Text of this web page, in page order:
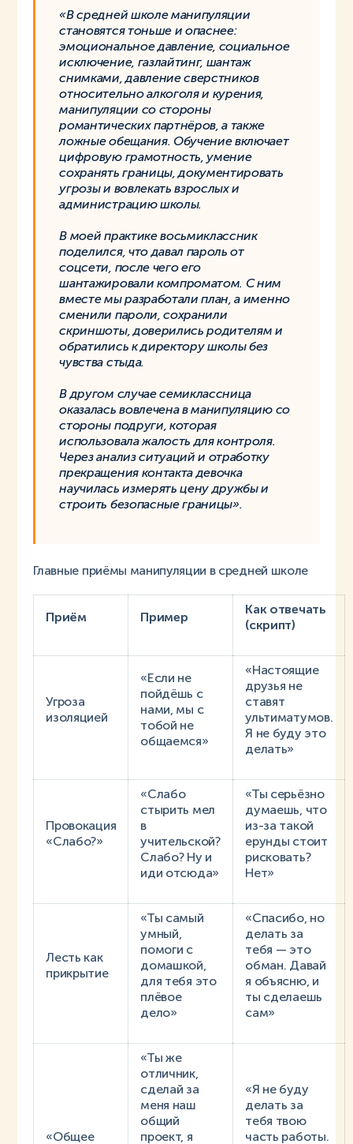
«В средней школе манипуляции
становятся тоньше и опаснее:
эмоциональное давление, социальное
исключение, газлайтинг, шантаж
снимками, давление сверстников
относительно алкоголя и курения,
манипуляции со стороны
романтических партнёров, а также
ложные обещания. Обучение включает
цифровую грамотность, умение
сохранять границы, документировать
угрозы и вовлекать взрослых и
администрацию школы.
В моей практике восьмиклассник
поделился, что давал пароль от
соцсети, после чего его
шантажировали компроматом. С ним
вместе мы разработали план, а именно
сменили пароли, сохранили
скриншоты, доверились родителям и
обратились к директору школы без
чувства стыда.
В другом случае семиклассница
оказалась вовлечена в манипуляцию со
стороны подруги, которая
использовала жалость для контроля.
Через анализ ситуаций и отработку
прекращения контакта девочка
научилась измерять цену дружбы и
строить безопасные границы».
Главные приёмы манипуляции в средней школе
Приём Пример
Как отвечать
(скрипт)
Угроза
изоляцией
«Если не
пойдёшь с
нами, мы с
тобой не
общаемся»
«Настоящие
друзья не
ставят
ультиматумов.
Я не буду это
делать»
Провокация
«Слабо?»
«Слабо
стырить мел
в
учительской?
Слабо? Ну и
иди отсюда»
«Ты серьёзно
думаешь, что
из-за такой
ерунды стоит
рисковать?
Нет»
Лесть как
прикрытие
«Ты самый
умный,
помоги с
домашкой,
для тебя это
плёвое
дело»
«Спасибо, но
делать за
тебя — это
обман. Давай
я объясню, и
ты сделаешь
сам»
«Общее
«Ты же
отличник,
сделай за
меня наш
общий
проект, я
«Я не буду
делать за
тебя твою
часть работы.